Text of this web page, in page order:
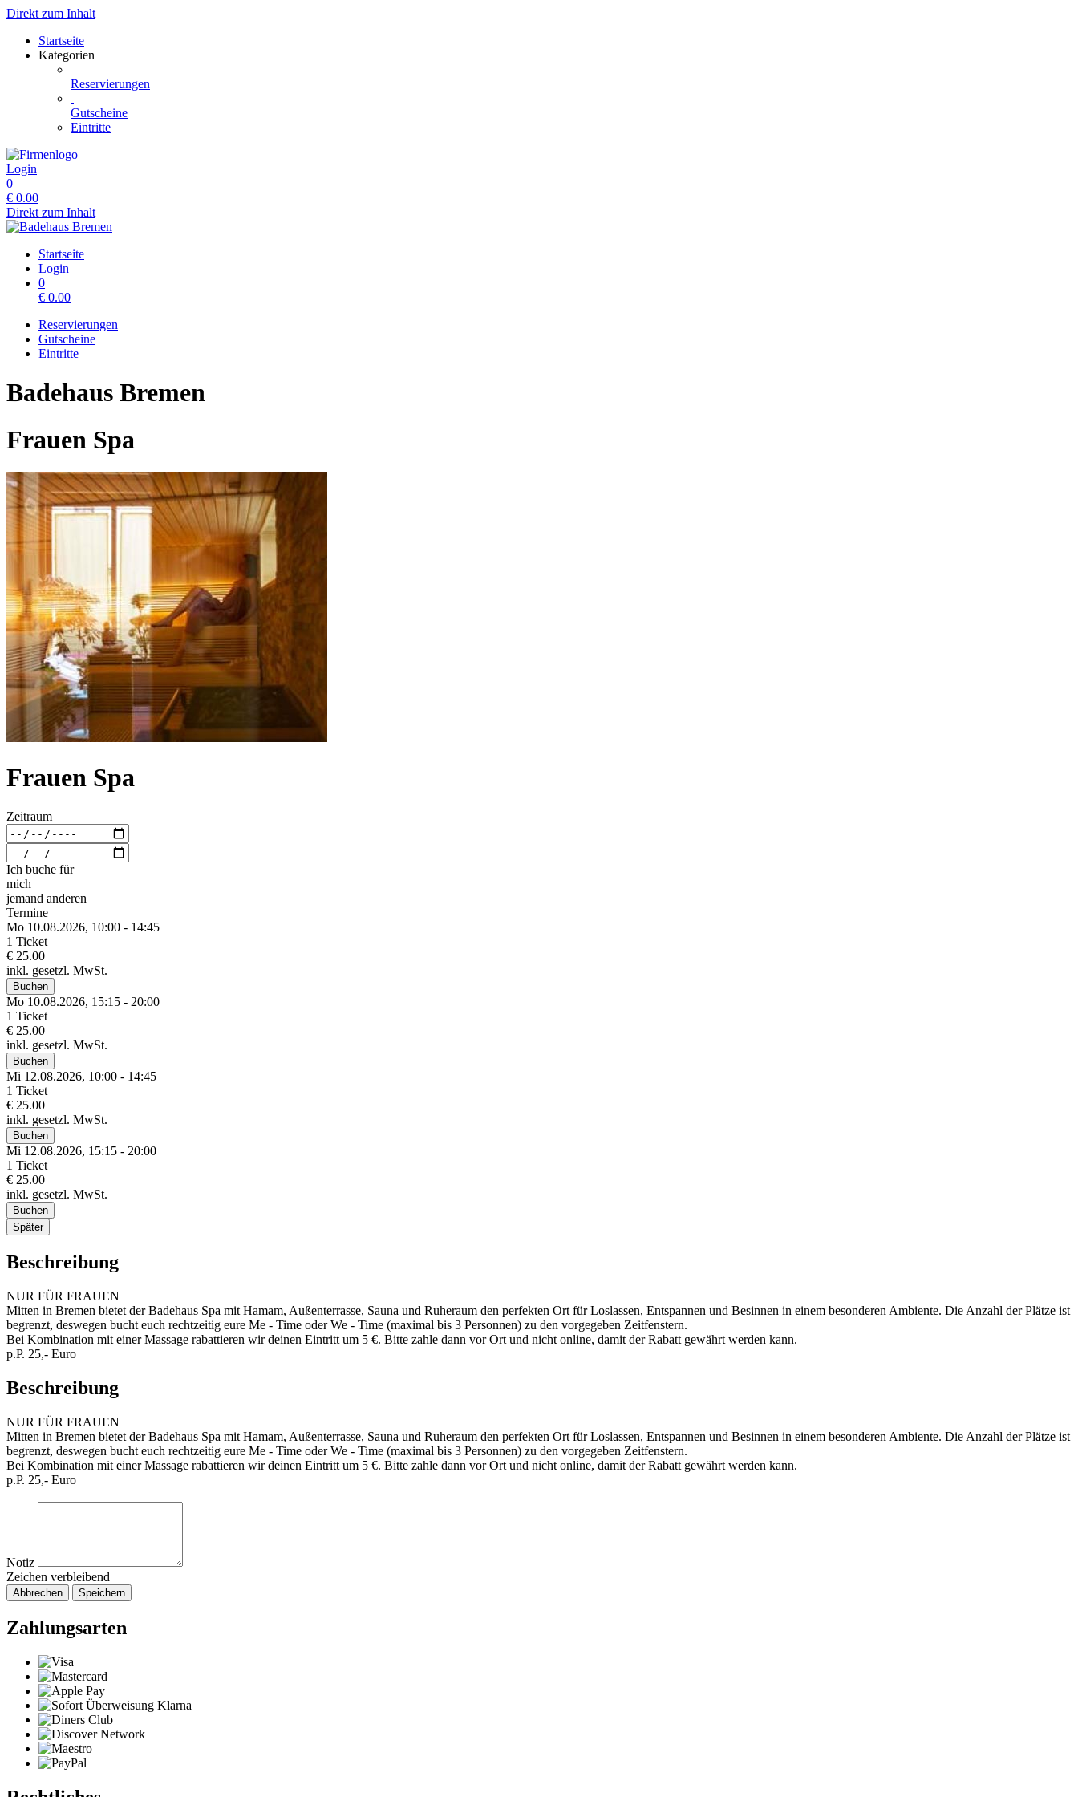
Direkt zum Inhalt
Startseite
Kategorien
Reservierungen
Gutscheine
Eintritte
Login
0
€ 0.00
Direkt zum Inhalt
Startseite
Login
0
€ 0.00
Reservierungen
Gutscheine
Eintritte
Badehaus Bremen
Frauen Spa
Frauen Spa
Zeitraum
Ich buche für
mich
jemand anderen
Termine
Mo 10.08.2026, 10:00 - 14:45
1 Ticket
€ 25.00
inkl. gesetzl. MwSt.
Buchen
Mo 10.08.2026, 15:15 - 20:00
1 Ticket
€ 25.00
inkl. gesetzl. MwSt.
Buchen
Mi 12.08.2026, 10:00 - 14:45
1 Ticket
€ 25.00
inkl. gesetzl. MwSt.
Buchen
Mi 12.08.2026, 15:15 - 20:00
1 Ticket
€ 25.00
inkl. gesetzl. MwSt.
Buchen
Später
Beschreibung
NUR FÜR FRAUEN
Mitten in Bremen bietet der Badehaus Spa mit Hamam, Außenterrasse, Sauna und Ruheraum den perfekten Ort für Loslassen, Entspannen und Besinnen in einem besonderen Ambiente. Die Anzahl der Plätze ist
begrenzt, deswegen bucht euch rechtzeitig eure Me - Time oder We - Time (maximal bis 3 Personnen) zu den vorgegeben Zeitfenstern.
Bei Kombination mit einer Massage rabattieren wir deinen Eintritt um 5 €. Bitte zahle dann vor Ort und nicht online, damit der Rabatt gewährt werden kann.
p.P. 25,- Euro
Beschreibung
NUR FÜR FRAUEN
Mitten in Bremen bietet der Badehaus Spa mit Hamam, Außenterrasse, Sauna und Ruheraum den perfekten Ort für Loslassen, Entspannen und Besinnen in einem besonderen Ambiente. Die Anzahl der Plätze ist
begrenzt, deswegen bucht euch rechtzeitig eure Me - Time oder We - Time (maximal bis 3 Personnen) zu den vorgegeben Zeitfenstern.
Bei Kombination mit einer Massage rabattieren wir deinen Eintritt um 5 €. Bitte zahle dann vor Ort und nicht online, damit der Rabatt gewährt werden kann.
p.P. 25,- Euro
Notiz
Zeichen verbleibend
Abbrechen Speichern
Zahlungsarten